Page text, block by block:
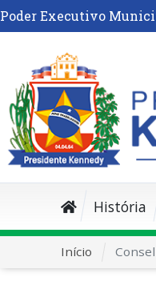
Poder Executivo
História
Início